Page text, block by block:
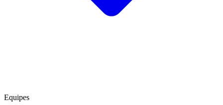
Equipes